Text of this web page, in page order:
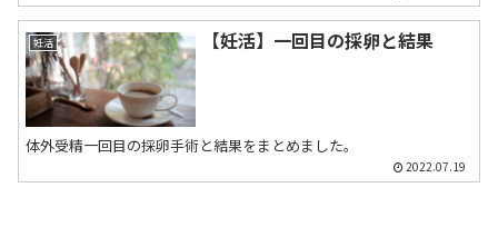
妊活 【妊活】一回目の採卵と結果
体外受精一回目の採卵手術と結果をまとめました。
2022.07.19